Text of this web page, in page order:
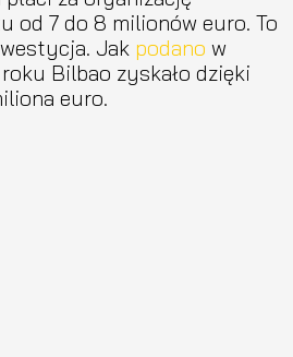
od 7 do 8 milionów euro. To
Jak podano w
Bilbao zyskało dzięki
euro.